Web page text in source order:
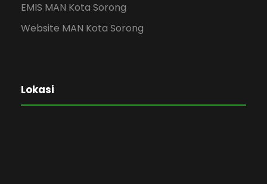
EMIS MAN Kota Sorong
Website MAN Kota Sorong
Lokasi